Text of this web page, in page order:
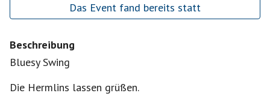
Das Event fand bereits statt
Beschreibung
Bluesy Swing
Die Hermlins lassen grüßen.